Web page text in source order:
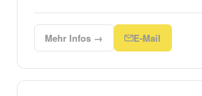
Mehr Infos → E-Mail